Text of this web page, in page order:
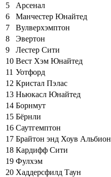
5
Арсенал
6
Манчестер Юнайтед
7
Вулверхэмптон
8
Эвертон
9
Лестер Сити
10 Вест Хэм Юнайтед
11 Уотфорд
12 Кристал Пэлас
13 Ньюкасл Юнайтед
14 Борнмут
15 Бёрнли
16 Саутгемптон
17 Брайтон энд Хоув Альбион
18 Кардифф Сити
19 Фулхэм
20 Хаддерсфилд Таун